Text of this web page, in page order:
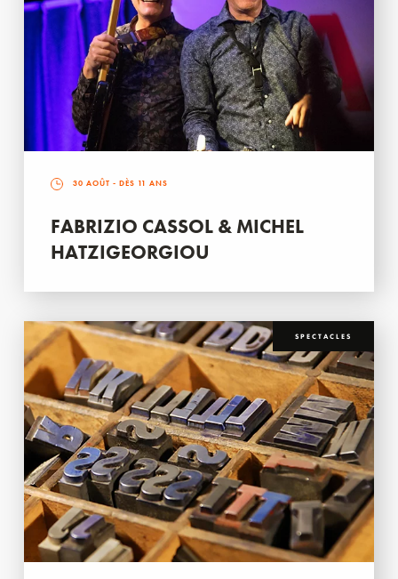
30 AOÛT - DÈS 11 ANS
FABRIZIO CASSOL & MICHEL
HATZIGEORGIOU
SPECTACLES